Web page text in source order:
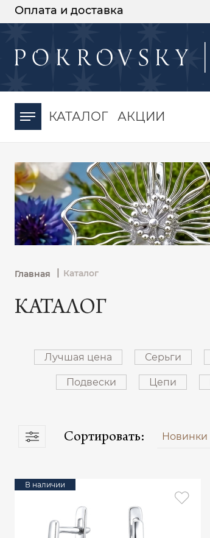
Оплата и доставка
КАТАЛОГ АКЦИИ
Главная Каталог
КАТАЛОГ
Лучшая цена Серьги
Подвески Цепи
Сортировать: Новинки
В наличии
-30%
момента оплаты